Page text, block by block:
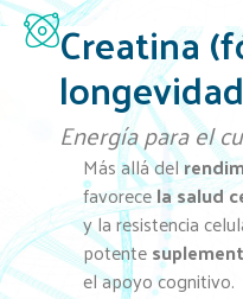
Creatina
Energía para el
Más allá del
favorecela salud
y la resistencia
potente
el apoyo cognitivo.